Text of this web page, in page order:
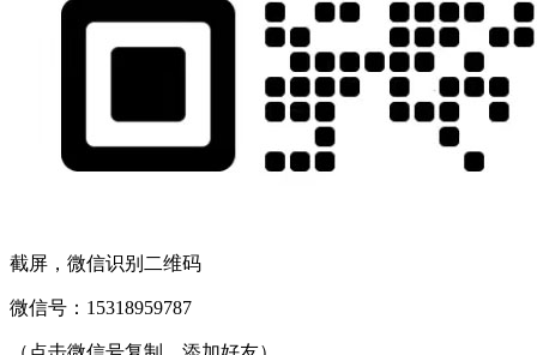
截屏，微信识别二维码
微信号： 15318959787